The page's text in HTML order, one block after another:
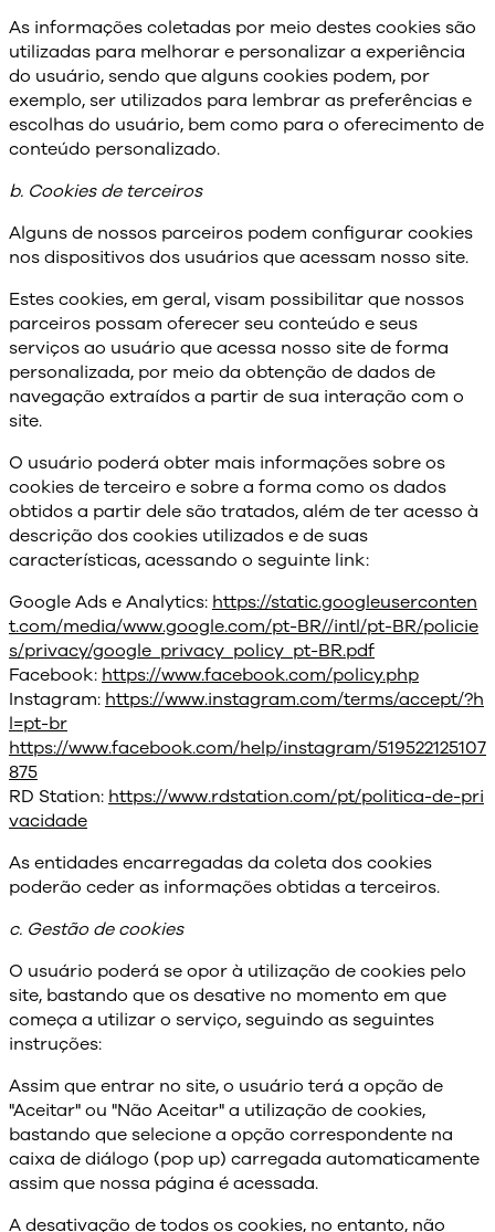
As informações coletadas por meio destes cookies são
utilizadas para melhorar e personalizar a experiência
do usuário, sendo que alguns cookies podem, por
exemplo, ser utilizados para lembrar as preferências e
escolhas do usuário, bem como para o oferecimento de
conteúdo personalizado.
b. Cookies de terceiros
Alguns de nossos parceiros podem configurar cookies
nos dispositivos dos usuários que acessam nosso site.
Estes cookies, em geral, visam possibilitar que nossos
parceiros possam oferecer seu conteúdo e seus
serviços ao usuário que acessa nosso site de forma
personalizada, por meio da obtenção de dados de
navegação extraídos a partir de sua interação com o
site.
O usuário poderá obter mais informações sobre os
cookies de terceiro e sobre a forma como os dados
obtidos a partir dele são tratados, além de ter acesso à
descrição dos cookies utilizados e de suas
características, acessando o seguinte link:
Google Ads e Analytics: https://static.googleuserconten
t.com/media/www.google.com/pt-BR//intl/pt-BR/policie
s/privacy/google_privacy_policy_pt-BR.pdf
Facebook: https://www.facebook.com/policy.php
Instagram: https://www.instagram.com/terms/accept/?h
l=pt-br
https://www.facebook.com/help/instagram/519522125107
875
RD Station: https://www.rdstation.com/pt/politica-de-pri
vacidade
As entidades encarregadas da coleta dos cookies
poderão ceder as informações obtidas a terceiros.
c. Gestão de cookies
O usuário poderá se opor à utilização de cookies pelo
site, bastando que os desative no momento em que
começa a utilizar o serviço, seguindo as seguintes
instruções:
Assim que entrar no site, o usuário terá a opção de
"Aceitar" ou "Não Aceitar" a utilização de cookies,
bastando que selecione a opção correspondente na
caixa de diálogo (pop up) carregada automaticamente
assim que nossa página é acessada.
A desativação de todos os cookies, no entanto, não